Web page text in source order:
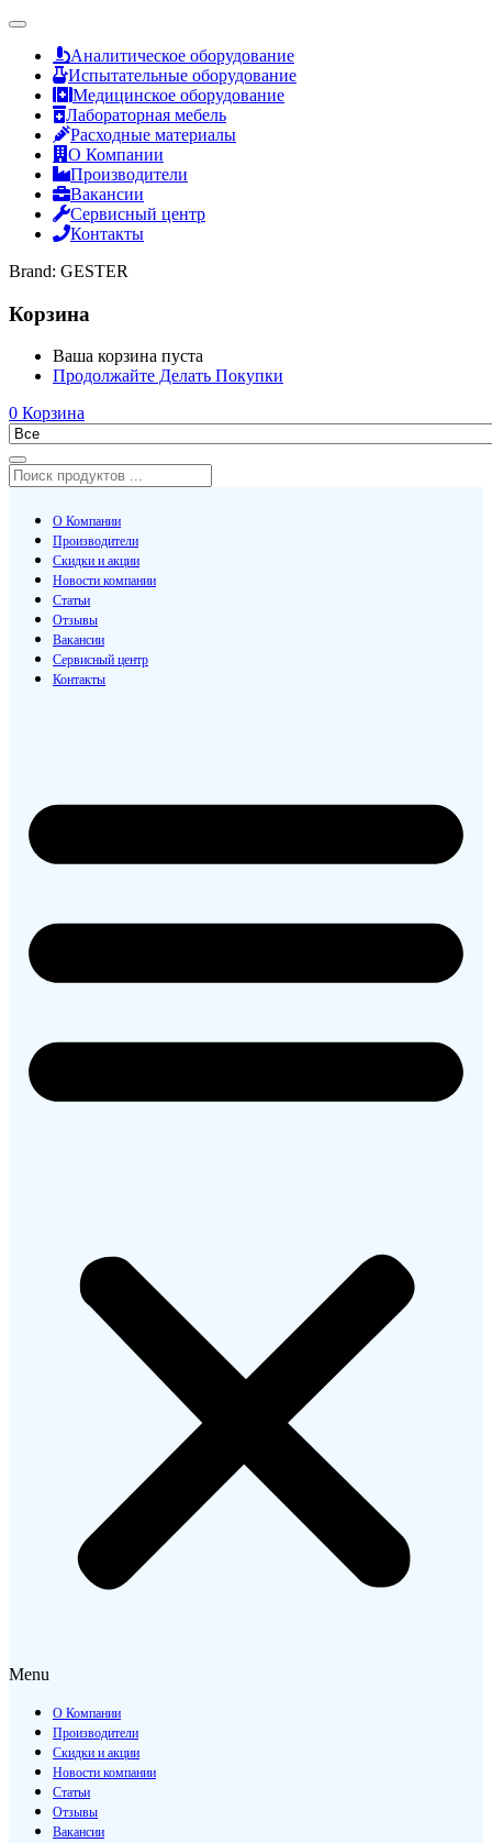
Аналитическое оборудование
Испытательные оборудование
Медицинское оборудование
Лабораторная мебель
Расходные материалы
О Компании
Производители
Вакансии
Сервисный центр
Контакты
Brand: GESTER
Корзина
Ваша корзина пуста
Продолжайте Делать Покупки
0 Корзина
О Компании
Производители
Скидки и акции
Новости компании
Статьи
Отзывы
Вакансии
Сервисный центр
Контакты
Menu
О Компании
Производители
Скидки и акции
Новости компании
Статьи
Отзывы
Вакансии